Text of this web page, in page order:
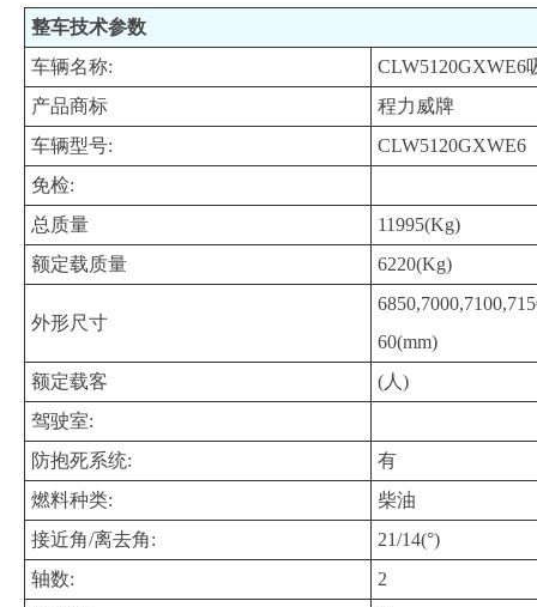
整车技术参数
车辆名称:
CLW5120GXWE6
产品商标
程力威牌
车辆型号:
CLW5120GXWE6
免检:
总质量
11995(Kg)
额定载质量
6220(Kg)
外形尺寸
60(mm)
额定载客
(人)
驾驶室:
防抱死系统:
有
燃料种类:
柴油
接近角/离去角:
21/14(°)
轴数:
2